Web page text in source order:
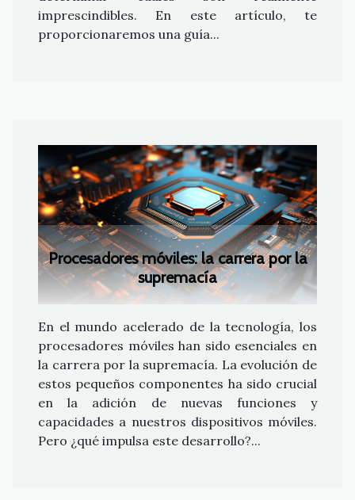
imprescindibles. En este artículo, te
proporcionaremos una guía...
Procesadores móviles: la carrera por la
supremacía
En el mundo acelerado de la tecnología, los
procesadores móviles han sido esenciales en
la carrera por la supremacía. La evolución de
estos pequeños componentes ha sido crucial
en la adición de nuevas funciones y
capacidades a nuestros dispositivos móviles.
Pero ¿qué impulsa este desarrollo?...